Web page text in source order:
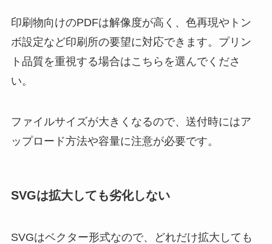
印刷物向けのPDFは解像度が高く、色再現やトン
ボ設定など印刷所の要望に対応できます。プリン
ト品質を重視する場合はこちらを選んでくださ
い。
ファイルサイズが大きくなるので、送付時にはア
ップロード方法や容量に注意が必要です。
SVGは拡大しても劣化しない
SVGはベクター形式なので、どれだけ拡大しても